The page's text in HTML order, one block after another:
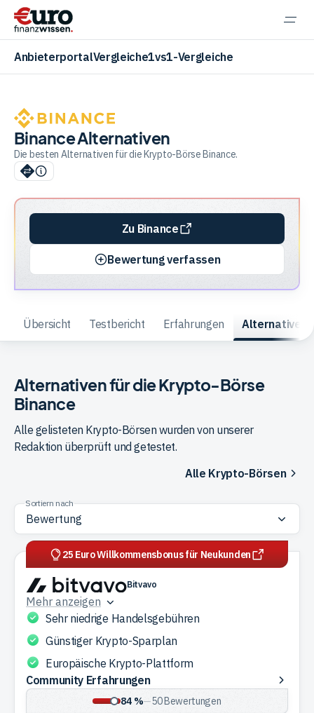
AnbieterportalVergleiche1vs1-Vergleiche
Aktien
ETF
Krypto
Banking
Trading
Rohstoffe
Finanzen
Binance Alternativen
Die besten Alternativen für die Krypto-Börse Binance.
Übersicht Testbericht Erfahrungen Alternativen
Zu Binance
Bewertung verfassen
Alternativen für die Krypto-Börse
Binance
Alle gelisteten Krypto-Börsen wurden von unserer
Redaktion überprüft und getestet.
Alle Krypto-Börsen
25 Euro Willkommensbonus für Neukunden
Bitvavo
Mehr anzeigen
Sehr niedrige Handelsgebühren
Günstiger Krypto-Sparplan
Europäische Krypto-Plattform
Community
Erfahrungen
Community Erfahrungen
84 %—50Bewertungen
Sortiern nach